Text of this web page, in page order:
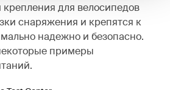
для велосипедов
снаряжения и крепятся к
надежно и безопасно.
примеры